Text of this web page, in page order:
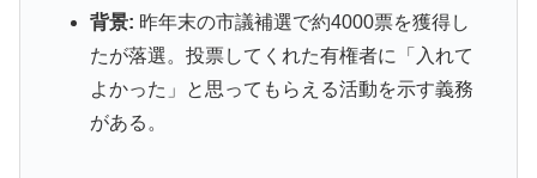
背景: 昨年末の市議補選で約4000票を獲得し
たが落選。投票してくれた有権者に「入れて
よかった」と思ってもらえる活動を示す義務
がある。